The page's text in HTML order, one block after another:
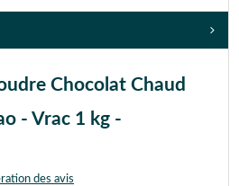
Chocolat Chaud
- Vrac 1 kg -
des avis